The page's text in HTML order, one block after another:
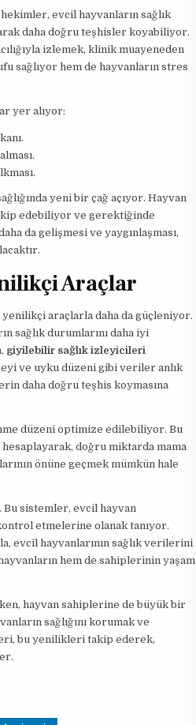
evcil hayvanların sağlık
daha doğru teşhisler koyabiliyor.
izlemek, klinik muayeneden
sağlıyor hem de hayvanların stres
yer alıyor:
yeni bir çağ açıyor. Hayvan
edebiliyor ve gerektiğinde
da gelişmesi ve yaygınlaşması,
Araçlar
yenilikçi araçlarla daha da güçleniyor.
sağlık durumlarını daha iyi
giyilebilir sağlık izleyicileri
ve uyku düzeni gibi veriler anlık
daha doğru teşhis koymasına
düzeni optimize edilebiliyor. Bu
doğru miktarda mama
önüne geçmek mümkün hale
Bu sistemler, evcil hayvan
etmelerine olanak tanıyor.
evcil hayvanlarının sağlık verilerini
hem de sahiplerinin yaşam
hayvan sahiplerine de büyük bir
sağlığını korumak ve
bu yenilikleri takip ederek,